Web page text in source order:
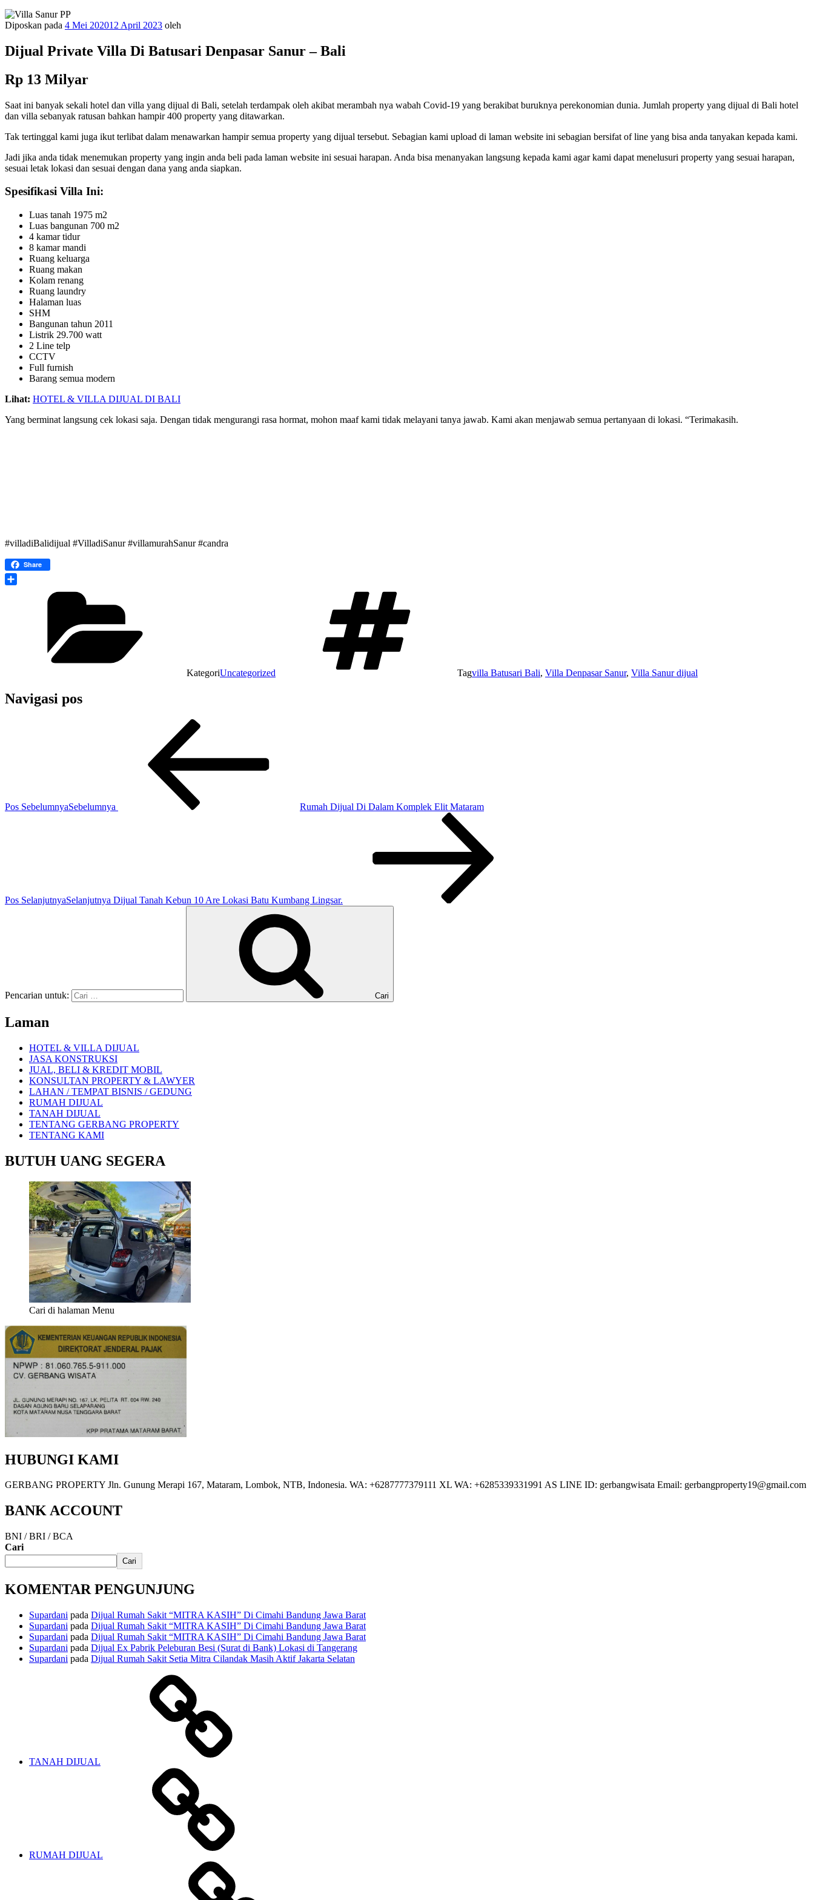
Diposkan pada 4 Mei 202012 April 2023 oleh
Dijual Private Villa Di Batusari Denpasar Sanur – Bali
Rp 13 Milyar
Saat ini banyak sekali hotel dan villa yang dijual di Bali, setelah terdampak oleh akibat merambah nya wabah Covid-19 yang berakibat buruknya perekonomian dunia. Jumlah property yang dijual di Bali hotel
dan villa sebanyak ratusan bahkan hampir 400 property yang ditawarkan.
Tak tertinggal kami juga ikut terlibat dalam menawarkan hampir semua property yang dijual tersebut. Sebagian kami upload di laman website ini sebagian bersifat of line yang bisa anda tanyakan kepada kami.
Jadi jika anda tidak menemukan property yang ingin anda beli pada laman website ini sesuai harapan. Anda bisa menanyakan langsung kepada kami agar kami dapat menelusuri property yang sesuai harapan,
sesuai letak lokasi dan sesuai dengan dana yang anda siapkan.
Spesifikasi Villa Ini:
Luas tanah 1975 m2
Luas bangunan 700 m2
4 kamar tidur
8 kamar mandi
Ruang keluarga
Ruang makan
Kolam renang
Ruang laundry
Halaman luas
SHM
Bangunan tahun 2011
Listrik 29.700 watt
2 Line telp
CCTV
Full furnish
Barang semua modern
Lihat: HOTEL & VILLA DIJUAL DI BALI
Yang berminat langsung cek lokasi saja. Dengan tidak mengurangi rasa hormat, mohon maaf kami tidak melayani tanya jawab. Kami akan menjawab semua pertanyaan di lokasi. “Terimakasih.
#villadiBalidijual #VilladiSanur #villamurahSanur #candra
Share
KategoriUncategorized Tagvilla Batusari Bali, Villa Denpasar Sanur, Villa Sanur dijual
Navigasi pos
Pos SebelumnyaSebelumnya Rumah Dijual Di Dalam Komplek Elit Mataram
Pos SelanjutnyaSelanjutnya Dijual Tanah Kebun 10 Are Lokasi Batu Kumbang Lingsar.
Pencarian untuk: Cari
Laman
HOTEL & VILLA DIJUAL
JASA KONSTRUKSI
JUAL, BELI & KREDIT MOBIL
KONSULTAN PROPERTY & LAWYER
LAHAN / TEMPAT BISNIS / GEDUNG
RUMAH DIJUAL
TANAH DIJUAL
TENTANG GERBANG PROPERTY
TENTANG KAMI
BUTUH UANG SEGERA
Cari di halaman Menu
HUBUNGI KAMI
GERBANG PROPERTY Jln. Gunung Merapi 167, Mataram, Lombok, NTB, Indonesia. WA: +6287777379111 XL WA: +6285339331991 AS LINE ID: gerbangwisata Email: gerbangproperty19@gmail.com
BANK ACCOUNT
BNI / BRI / BCA
Cari
Cari
KOMENTAR PENGUNJUNG
Supardani pada Dijual Rumah Sakit “MITRA KASIH” Di Cimahi Bandung Jawa Barat
Supardani pada Dijual Rumah Sakit “MITRA KASIH” Di Cimahi Bandung Jawa Barat
Supardani pada Dijual Rumah Sakit “MITRA KASIH” Di Cimahi Bandung Jawa Barat
Supardani pada Dijual Ex Pabrik Peleburan Besi (Surat di Bank) Lokasi di Tangerang
Supardani pada Dijual Rumah Sakit Setia Mitra Cilandak Masih Aktif Jakarta Selatan
TANAH DIJUAL
RUMAH DIJUAL